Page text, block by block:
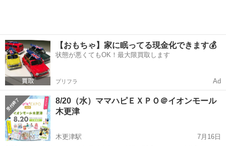
【おもちゃ】家に眠ってる現金化できます💰
状態が悪くてもOK！最大限買取します
プリフラ Ad
8/20（水）ママハピＥＸＰＯ＠イオンモール
木更津
木更津駅
7月16日